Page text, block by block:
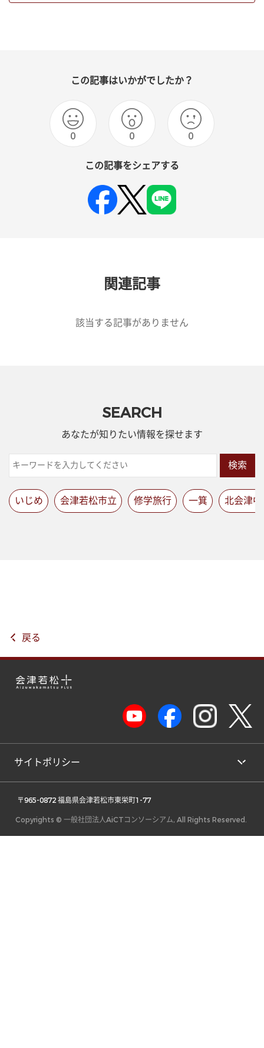
この記事はいかがでしたか？
0 0 0
この記事をシェアする
関連記事
該当する記事がありません
SEARCH
あなたが知りたい情報を探せます
検索
いじめ 会津若松市立 修学旅行 一箕 北会津中
戻る
サイトポリシー
〒965-0872 福島県会津若松市東栄町1-77
Copyrights © 一般社団法人AiCTコンソーシアム, All Rights Reserved.